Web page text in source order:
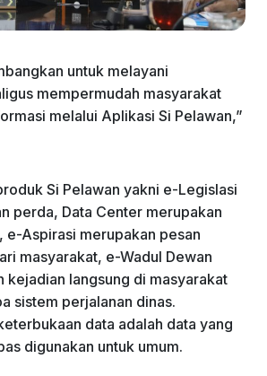
untuk melayani
mempermudah masyarakat
melalui Aplikasi Si Pelawan,”
Si Pelawan yakni e-Legislasi
perda, Data Center merupakan
e-Aspirasi merupakan pesan
masyarakat, e-Wadul Dewan
kejadian langsung di masyarakat
sistem perjalanan dinas.
data adalah data yang
digunakan untuk umum.